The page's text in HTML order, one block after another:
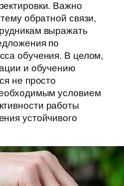
Важно
обратной связи,
выражать
по
обучения. В целом,
и обучению
не просто
условием
работы
устойчивого